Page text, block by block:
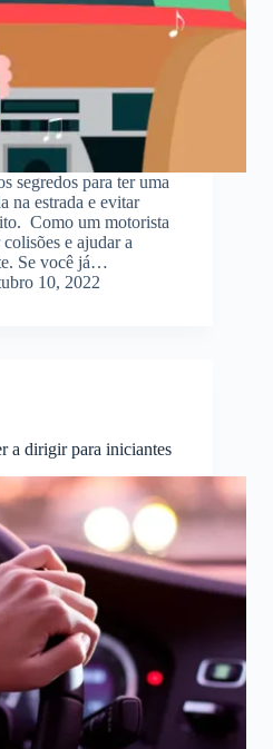
segredos para ter uma
na estrada e evitar
Como um motorista
e ajudar a
Se você já…
10, 2022
a dirigir para iniciantes